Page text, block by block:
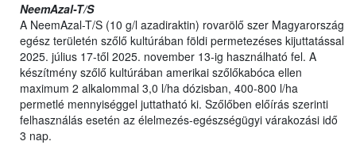
NeemAzal-T/S
A NeemAzal-T/S (10 g/l azadiraktin) rovarölő szer Magyarország
egész területén szőlő kultúrában földi permetezéses kijuttatással
2025. július 17-től 2025. november 13-ig használható fel. A
készítmény szőlő kultúrában amerikai szőlőkabóca ellen
maximum 2 alkalommal 3,0 l/ha dózisban, 400-800 l/ha
permetlé mennyiséggel juttatható ki. Szőlőben előírás szerinti
felhasználás esetén az élelmezés-egészségügyi várakozási idő
3 nap.